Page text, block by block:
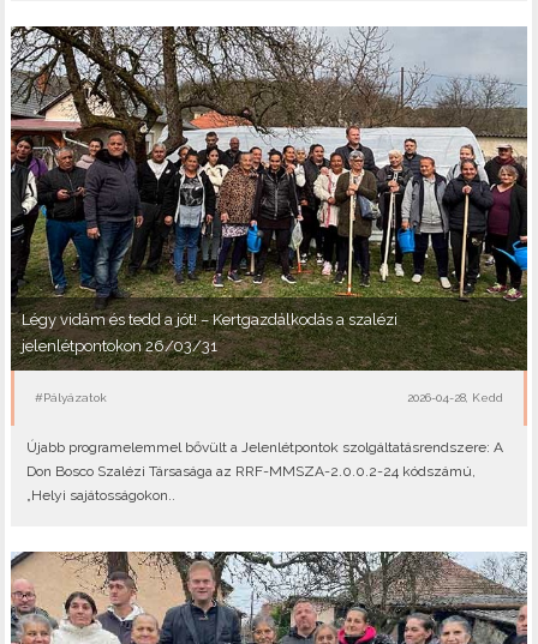
Légy vidám és tedd a jót! – Kertgazdálkodás a szalézi
jelenlétpontokon 26/03/31
#Pályázatok 2026-04-28, Kedd
Újabb programelemmel bővült a Jelenlétpontok szolgáltatásrendszere: A
Don Bosco Szalézi Társasága az RRF-MMSZA-2.0.0.2-24 kódszámú,
„Helyi sajátosságokon..